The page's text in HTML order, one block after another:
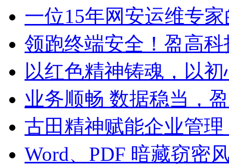
一位15年网安运维专
领跑终端安全！盈高
以红色精神铸魂，以
业务顺畅 数据稳当，
古田精神赋能企业管
Word、PDF 暗藏窃密